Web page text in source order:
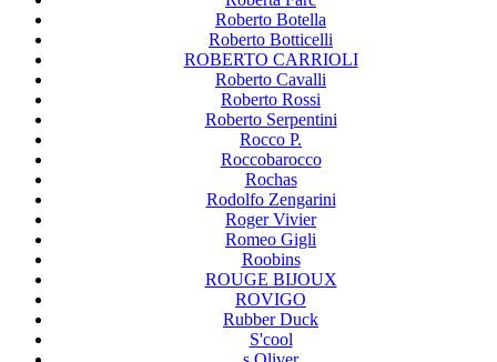
Roberto Botella
Roberto Botticelli
ROBERTO CARRIOLI
Roberto Cavalli
Roberto Rossi
Roberto Serpentini
Rocco P.
Roccobarocco
Rochas
Rodolfo Zengarini
Roger Vivier
Romeo Gigli
Roobins
ROUGE BIJOUX
ROVIGO
Rubber Duck
S'cool